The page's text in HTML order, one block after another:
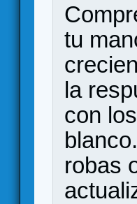
tu
la
con
robas